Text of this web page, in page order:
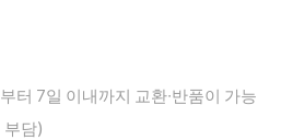
터 7일 이내까지 교환∙반품이 가능
부담)